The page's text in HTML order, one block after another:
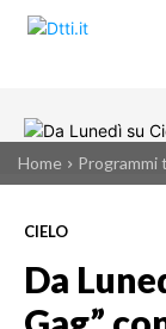
Home Programmi
CIELO
Da